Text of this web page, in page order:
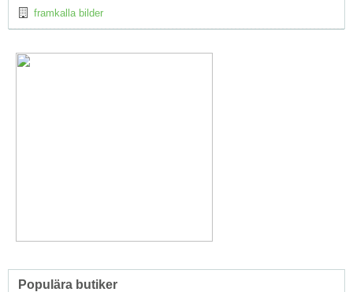
framkalla bilder
Populära butiker